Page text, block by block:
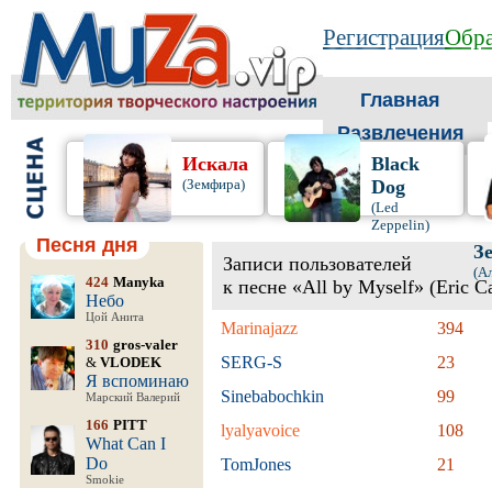
Регистрация
Главная
Развлечения
Искала
(Земфира)
Black
Dog
(Led
Zeppelin)
Песня дня
424 Manyka
Небо
Цой Анита
310 gros-valer
& VLODEK
Я вспоминаю
Марский Валерий
166 PITT
What Can I
Do
Smokie
Записи пользователей
к песне «All by Myself» (Eric
Marinajazz
394
SERG-S
23
Sinebabochkin
99
lyalyavoice
108
TomJones
21